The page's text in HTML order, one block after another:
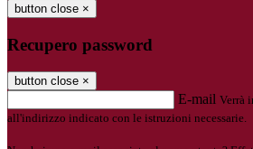
button close ×
Recupero password
button close ×
E-mail Verrà
all'indirizzo indicato con le istruzioni necessarie.